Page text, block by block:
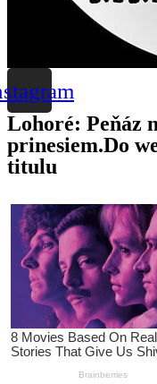
Lohoré: Peňáz
prinesiem.Do
titulu